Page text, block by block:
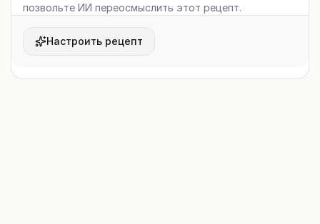
позвольте ИИ переосмыслить этот рецепт.
Настроить рецепт